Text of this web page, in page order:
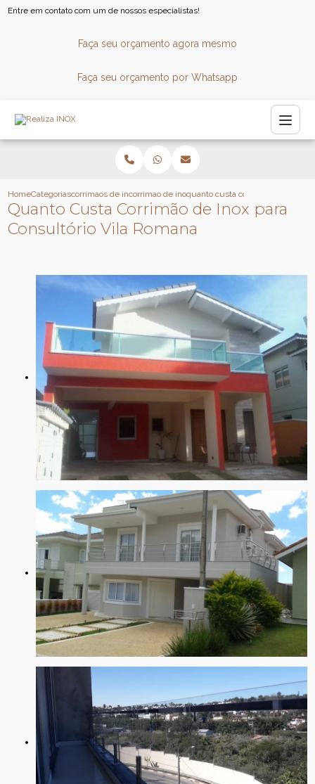
Entre em contato com um de nossos especialistas!
Faça seu orçamento agora mesmo
Faça seu orçamento por Whatsapp
HomeCategoriascorrimaos de inoxcorrimao de inoxquanto custa corrimao de inox
Quanto Custa Corrimão de Inox para
Consultório Vila Romana